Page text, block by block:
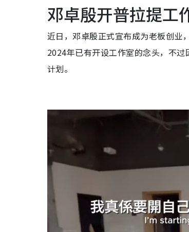
邓卓殷开普拉提工
近日，邓卓殷正式宣布成为老板创业
2024年已有开设工作室的念头，不
计划。